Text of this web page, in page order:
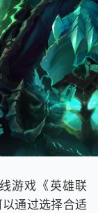
游戏《英雄联
通过选择合适